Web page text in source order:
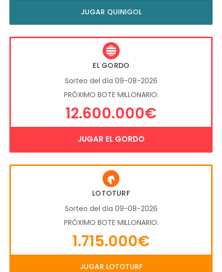
JUGAR QUINIGOL
EL GORDO
Sorteo del día 09-08-2026
PRÓXIMO BOTE MILLONARIO:
12.600.000€
JUGAR EL GORDO
LOTOTURF
Sorteo del día 09-08-2026
PRÓXIMO BOTE MILLONARIO:
1.715.000€
JUGAR LOTOTURF